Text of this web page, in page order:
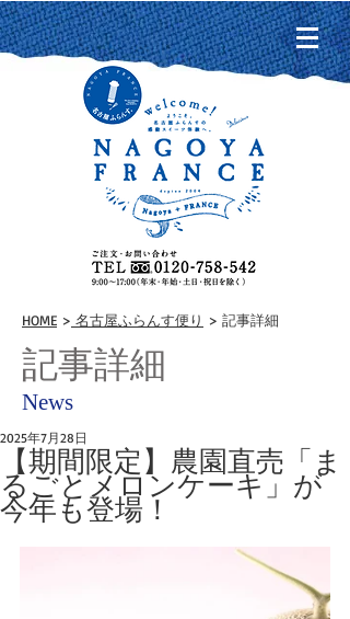
HOME > 名古屋ふらんす便り > 記事詳細
記事詳細
News
【期間限定】農園直売「ま
るごとメロンケーキ」が
今年も登場！
2025年7月28日